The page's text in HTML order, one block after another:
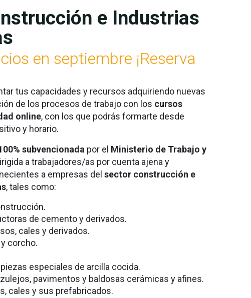
e Industrias
en septiembre ¡Reserva
tus capacidades y recursos adquiriendo nuevas
de los procesos de trabajo con los cursos
online, con los que podrás formarte desde
y horario.
subvencionada por el Ministerio de Trabajo y
a trabajadores/as por cuenta ajena y
a empresas delsector construcción e
, tales como:
de cemento y derivados.
cales y derivados.
corcho.
especiales de arcilla cocida.
pavimentos y baldosas cerámicas y afines.
cales y sus prefabricados.